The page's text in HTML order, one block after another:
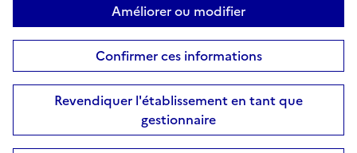
Améliorer ou modifier
Confirmer ces informations
Revendiquer l'établissement en tant que
gestionnaire